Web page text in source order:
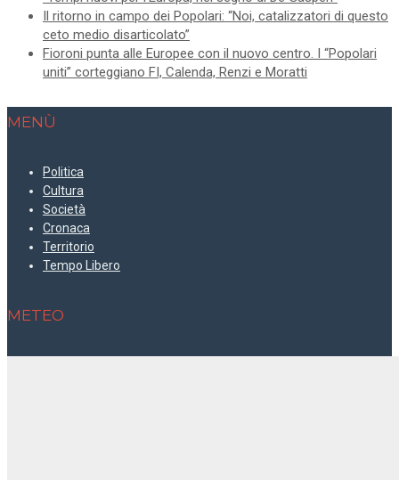
Il ritorno in campo dei Popolari: “Noi, catalizzatori di questo
ceto medio disarticolato”
Fioroni punta alle Europee con il nuovo centro. I “Popolari
uniti” corteggiano FI, Calenda, Renzi e Moratti
MENÙ
Politica
Cultura
Società
Cronaca
Territorio
Tempo Libero
METEO